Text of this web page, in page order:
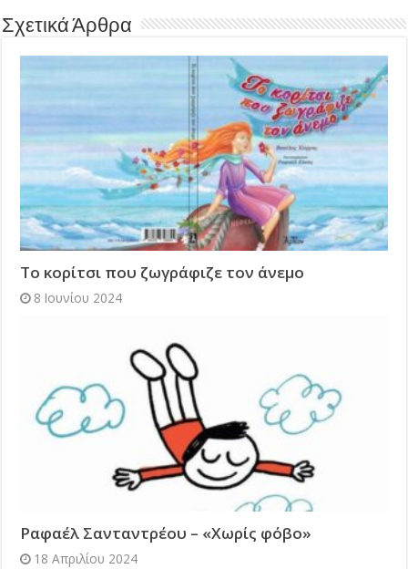
Σχετικά Άρθρα
Το κορίτσι που ζωγράφιζε τον άνεμο
8 Ιουνίου 2024
Ραφαέλ Σανταντρέου – «Χωρίς φόβο»
18 Απριλίου 2024